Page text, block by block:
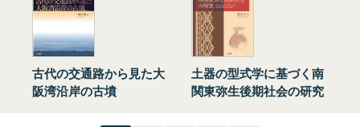
古代の交通路から見た大
阪湾沿岸の古墳
土器の型式学に基づく南
関東弥生後期社会の研究